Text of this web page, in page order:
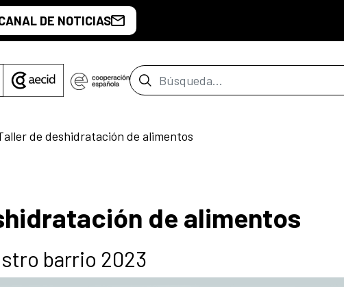
DE NOTICIAS
Barra de búsqueda
de deshidratación de alimentos
de alimentos
barrio 2023